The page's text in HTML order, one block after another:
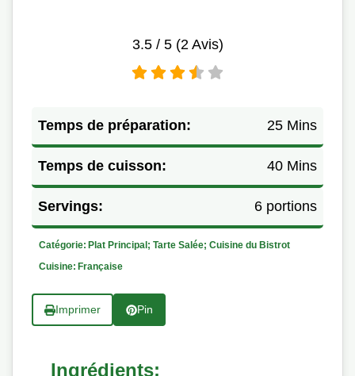
3.5/ 5 (2Avis)
Temps de préparation: 25 Mins
Temps de cuisson: 40 Mins
Servings: 6 portions
Catégorie: Plat Principal; Tarte Salée; Cuisine du Bistrot
Cuisine: Française
Imprimer Pin
Ingrédients: